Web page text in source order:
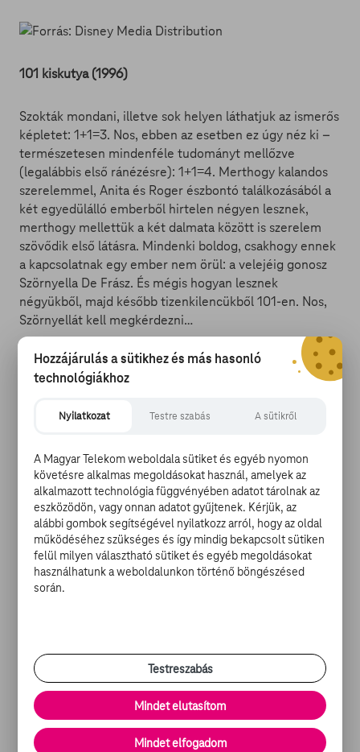
101 kiskutya (1996)
Szokták mondani, illetve sok helyen láthatjuk az ismerős
képletet: 1+1=3. Nos, ebben az esetben ez úgy néz ki –
természetesen mindenféle tudományt mellőzve
(legalábbis első ránézésre): 1+1=4. Merthogy kalandos
szerelemmel, Anita és Roger észbontó találkozásából a
két egyedülálló emberből hirtelen négyen lesznek,
merthogy mellettük a két dalmata között is szerelem
szövődik első látásra. Mindenki boldog, csakhogy ennek
a kapcsolatnak egy ember nem örül: a velejéig gonosz
Szörnyella De Frász. És mégis hogyan lesznek
négyükből, majd később tizenkilencükből 101-en. Nos,
Szörnyellát kell megkérdezni…
Szörnyella nagy állatbarát lett hirtelenjében. Vagy
mégse? Nos, egészen addig minden rendben is van úgy,
ahogy megtörtént – a börtön évek, és az, hogy a gonosz
nőszemély immár undorodik a szőrméktől -, amíg
Monsieur Le Nyúz meg nem jelenik újra a színen…
A legkisebb pettyes eb, Paca mindig is olyan akart lenni,
mint a TV-ből megismert hős, Agyar, így egy nap úgy
dönt, hogy megkeresi, ám ennél még sokkal
érdekesebb, hogy rá is lel barátjára. Egy dologra viszont
nem számított: arra egészen pontosan, hogy Szörnyella
Hozzájárulás a sütikhez és más hasonló
technológiákhoz
Nyilatkozat Testre szabás A sütikről
A Magyar Telekom weboldala sütiket és egyéb nyomon
követésre alkalmas megoldásokat használ, amelyek az
alkalmazott technológia függvényében adatot tárolnak az
eszközödön, vagy onnan adatot gyűjtenek. Kérjük, az
alábbi gombok segítségével nyilatkozz arról, hogy az oldal
működéséhez szükséges és így mindig bekapcsolt sütiken
felül milyen választható sütiket és egyéb megoldásokat
használhatunk a weboldalunkon történő böngészésed
során.
Testreszabás
Mindet elutasítom
Mindet elfogadom